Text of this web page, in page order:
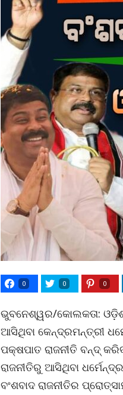
0 0 0
ଭୁବନେଶ୍ୱର/କୋଲକତା:
ଆସିଥିବା କେନ୍ଦ୍ରମନ୍ତ୍ରୀ
ପକ୍ଷପାତ ରାଜନୀତି ବନ୍ଦ୍
ରାଜନୀତିରୁ ଆସିଥିବା
ବଂଶବାଦ ରାଜନୀତିର